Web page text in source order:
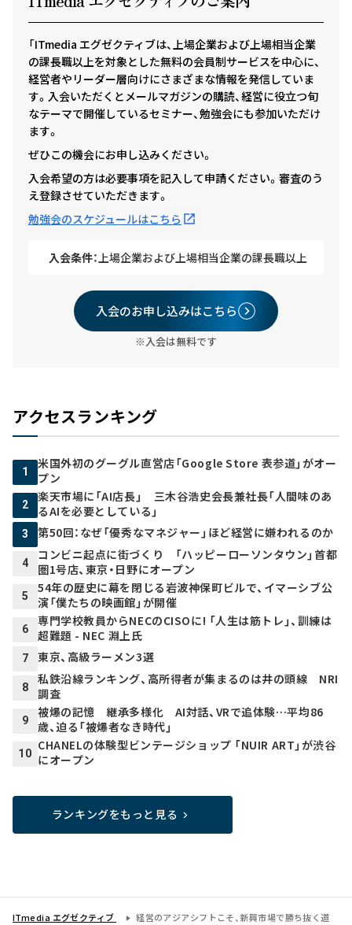
「ITmedia エグゼクティブは、上場企業および上場相当企業
の課長職以上を対象とした無料の会員制サービスを中心に、
経営者やリーダー層向けにさまざまな情報を発信していま
す。入会いただくとメールマガジンの購読、経営に役立つ旬
なテーマで開催しているセミナー、勉強会にも参加いただけ
ます。
ぜひこの機会にお申し込みください。
入会希望の方は必要事項を記入して申請ください。審査のう
え登録させていただきます。
勉強会のスケジュールはこちら
入会条件： 上場企業および上場相当企業の課長職以上
入会のお申し込みはこちら
※入会は無料です
アクセスランキング
1
米国外初のグーグル直営店「Google Store 表参道」がオー
プン
2
楽天市場に「AI店長」 三木谷浩史会長兼社長「人間味のあ
るAIを必要としている」
3 第50回：なぜ「優秀なマネジャー」ほど経営に嫌われるのか
4
コンビニ起点に街づくり 「ハッピーローソンタウン」首都
圏1号店、東京・日野にオープン
5
54年の歴史に幕を閉じる岩波神保町ビルで、イマーシブ公
演「僕たちの映画館」が開催
6
専門学校教員からNECのCISOに! 「人生は筋トレ」、訓練は
超難題 - NEC 淵上氏
7 東京、高級ラーメン3選
8
私鉄沿線ランキング、高所得者が集まるのは井の頭線 NRI
調査
9
被爆の記憶 継承多様化 AI対話、VRで追体験…平均86
歳、迫る「被爆者なき時代」
10
CHANELの体験型ビンテージショップ 「NUIR ART」が渋谷
にオープン
ランキングをもっと見る
ITmedia エグゼクティブ 経営のアジアシフトこそ、新興市場で勝ち抜く道